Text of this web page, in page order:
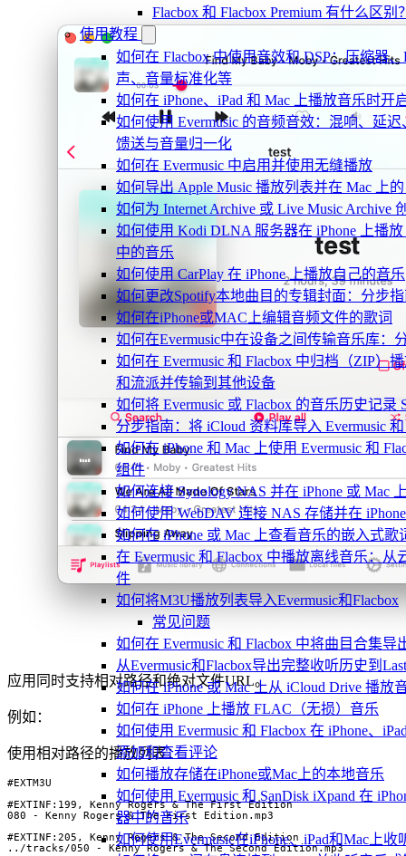
Flacbox 和 Flacbox Premium 有什么区别
使用教程
如何在 Flacbox 中使用音效和 DSP：压缩器
声、音量标准化等
如何在 iPhone、iPad 和 Mac 上播放音乐时开
如何使用 Evermusic 的音频音效：混响、延
馈送与音量归一化
如何在 Evermusic 中启用并使用无缝播放
如何导出 Apple Music 播放列表并在 Mac 上
如何为 Internet Archive 或 Live Music Archive
如何使用 Kodi DLNA 服务器在 iPhone 上播放
中的音乐
如何使用 CarPlay 在 iPhone 上播放自己的音乐
如何更改Spotify本地曲目的专辑封面：分步
如何在iPhone或MAC上编辑音频文件的歌词
如何在Evermusic中在设备之间传输音乐库：
如何在 Evermusic 和 Flacbox 中归档（ZIP）
和流派并传输到其他设备
如何将 Evermusic 或 Flacbox 的音乐历史记录
分步指南：将 iCloud 资料库导入 Evermusic 和
如何在 iPhone 和 Mac 上使用 Evermusic 和
组件
如何连接 Synology NAS 并在 iPhone 或 Mac
如何使用 WebDAV 连接 NAS 存储并在
如何在 iPhone 或 Mac 上查看音乐的嵌入式
在 Evermusic 和 Flacbox 中播放离线音乐：
件
如何将M3U播放列表导入Evermusic和Flacbox
常见问题
如何在 Evermusic 和 Flacbox 中将曲目合集
从Evermusic和Flacbox导出完整收听历史到
如何在 iPhone 或 Mac 上从 iCloud Drive 播放
如何在 iPhone 上播放 FLAC（无损）音乐
如何使用 Evermusic 和 Flacbox 在 iPhone、
添加和查看评论
如何播放存储在iPhone或Mac上的本地音乐
如何使用 Evermusic 和 SanDisk iXpand 在
器中的音乐
如何使用Evermusic在iPhone、iPad和Mac上收
应用同时支持相对路径和绝对文件URL。
例如：
使用相对路径的播放列表：